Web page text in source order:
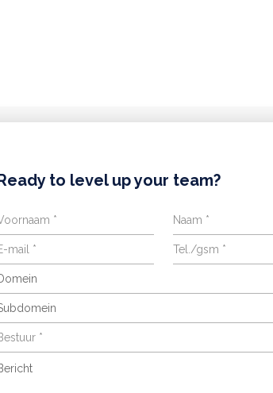
to level up your team?